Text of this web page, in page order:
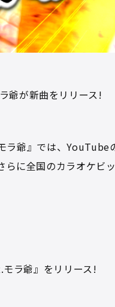
爺が新曲をリリース!
爺』では、YouTube
に全国のカラオケビ
ラ爺』をリリース!